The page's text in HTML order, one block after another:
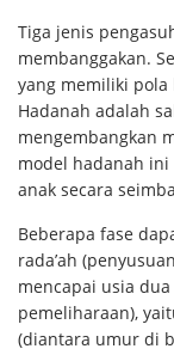
Tiga jenis
membanggakan.
yang memiliki pola
Hadanah adalah
mengembangkan
model hadanah
anak secara
Beberapa fase
rada’ah
mencapai usia
pemeliharaan),
(diantara umur di